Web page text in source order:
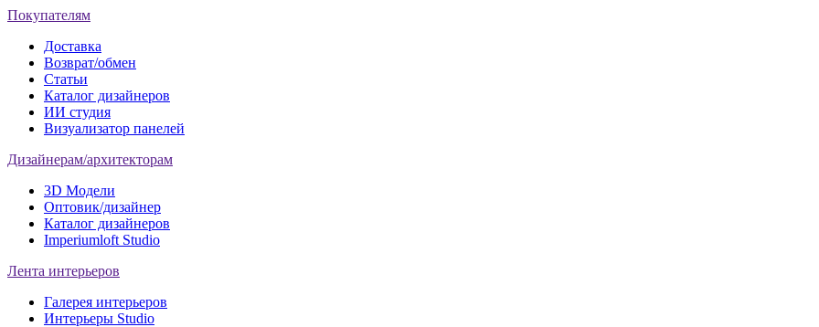
Покупателям
Доставка
Возврат/обмен
Статьи
Каталог дизайнеров
ИИ студия
Визуализатор панелей
Дизайнерам/архитекторам
3D Модели
Оптовик/дизайнер
Каталог дизайнеров
Imperiumloft Studio
Лента интерьеров
Галерея интерьеров
Интерьеры Studio